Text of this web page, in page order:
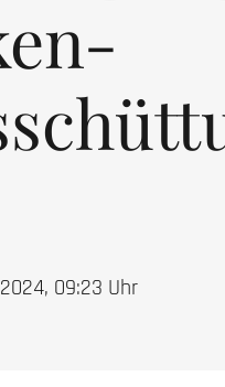
09:23 Uhr